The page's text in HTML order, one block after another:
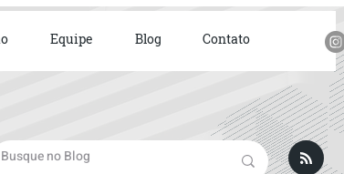
Equipe Blog Contato